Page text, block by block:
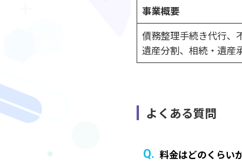
事業概要
債務整理手続き代行、
遺産分割、相続・遺産
よくある質問
料金はどのくらい